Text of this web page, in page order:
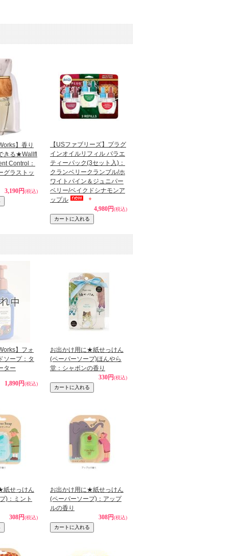
】香り
きる★Wallfl
Control：
グラストッ
3,190円(税込)
【USファブリーズ】プラグ
インオイルリフィル バラエ
ティーパック(3セット入)：
クランベリークランブル/ホ
ワイトパイン＆ジュニパー
ベリー/ベイクドシナモンア
ップル
4,980円(税込)
】フォ
ソープ：タ
ター
1,890円(税込)
お出かけ用に★紙せっけん
(ペーパーソープ)ほんやら
堂：シャボンの香り
330円(税込)
紙せっけん
)：ミント
308円(税込)
お出かけ用に★紙せっけん
(ペーパーソープ)：アップ
ルの香り
308円(税込)